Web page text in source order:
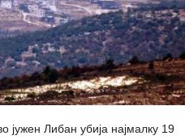
јужен Либан убија најмалку 19